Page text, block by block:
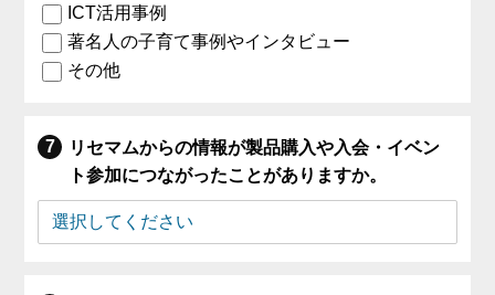
ICT活用事例
著名人の子育て事例やインタビュー
その他
リセマムからの情報が製品購入や入会・イベン
ト参加につながったことがありますか。